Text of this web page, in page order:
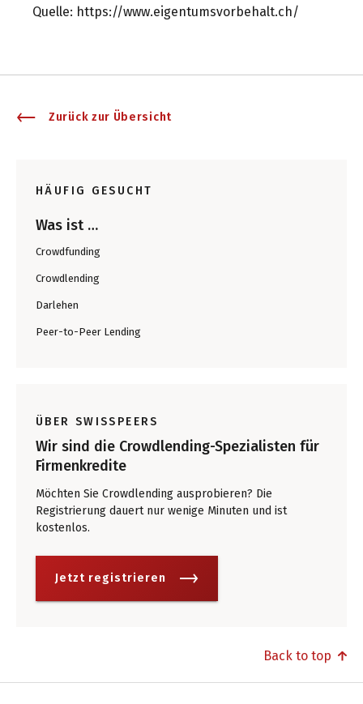
Quelle: https://www.eigentumsvorbehalt.ch/
Zurück zur Übersicht
HÄUFIG GESUCHT
Was ist …
Crowdfunding
Crowdlending
Darlehen
Peer-to-Peer Lending
ÜBER SWISSPEERS
Wir sind die Crowdlending-Spezialisten für
Firmenkredite
Möchten Sie Crowdlending ausprobieren? Die
Registrierung dauert nur wenige Minuten und ist
kostenlos.
Jetzt registrieren
Back to top